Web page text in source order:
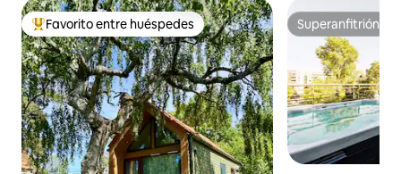
Favorito entre huéspedes preferido
Favorito entre huéspedes Superanfitrión
Superanfitrión